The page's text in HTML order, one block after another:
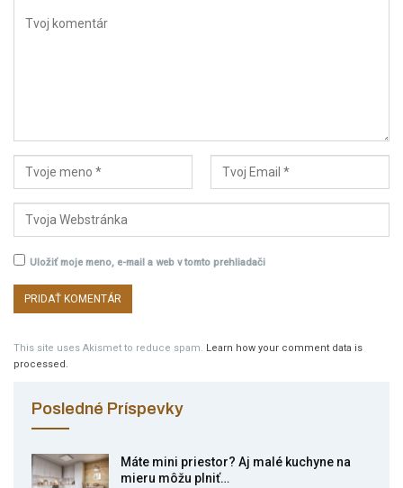
Uložiť moje meno, e-mail a web v tomto prehliadači
This site uses Akismet to reduce spam. Learn how your comment data is
processed.
Posledné Príspevky
Máte mini priestor? Aj malé kuchyne na
mieru môžu plniť…